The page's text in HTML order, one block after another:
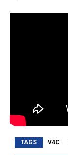
TAGS V4C